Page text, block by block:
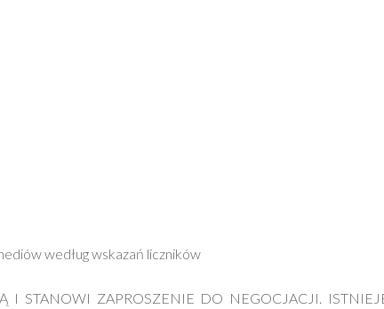
według wskazań liczników
I STANOWI ZAPROSZENIE DO NEGOCJACJI.